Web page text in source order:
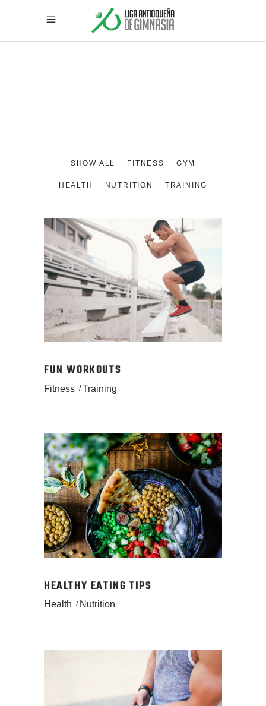
SHOW ALL FITNESS GYM
HEALTH NUTRITION TRAINING
FUN WORKOUTS
Fitness Training
HEALTHY EATING TIPS
Health Nutrition